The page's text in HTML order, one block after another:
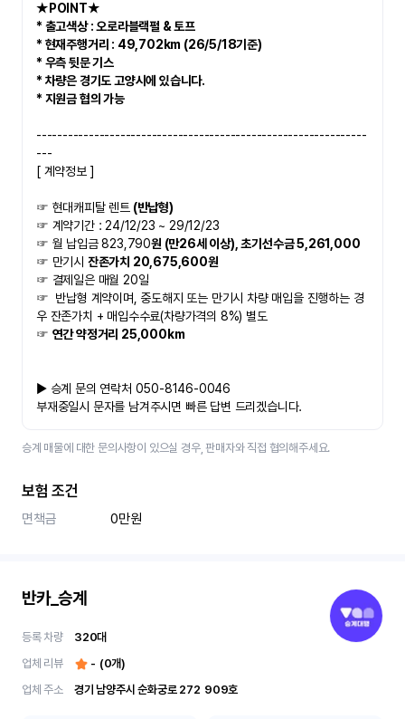
★POINT★
* 출고색상 : 오로라블랙펄 & 토프
* 현재주행거리 : 49,702km (26/5/18기준)
* 우측 뒷문 기스
* 차량은 경기도 고양시에 있습니다.
* 지원금 협의 가능
---------------------------------------------------------------
---
[ 계약정보 ]
☞ 현대캐피탈 렌트 (반납형)
☞ 계약기간 : 24/12/23 ~ 29/12/23
☞ 월 납입금 823,790원 (만26세 이상), 초기선수금 5,261,000
☞ 만기시 잔존가치 20,675,600원
☞ 결제일은 매월 20일
☞ 반납형 계약이며, 중도해지 또는 만기시 차량 매입을 진행하는 경
우 잔존가치 + 매입수수료(차량가격의 8%) 별도
☞ 연간 약정거리 25,000km
▶ 승계 문의 연락처 050-8146-0046
부재중일시 문자를 남겨주시면 빠른 답변 드리겠습니다.
승계 매물에 대한 문의사항이 있으실 경우, 판매자와 직접 협의해주세요.
보험 조건
면책금 0만원
반카_승계
등록 차량 320대
업체 리뷰
- (0개)
업체 주소
경기 남양주시 순화궁로 272	909호